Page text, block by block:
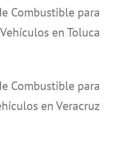
Combustible para
Vehículos en Toluca
Combustible para
en Veracruz